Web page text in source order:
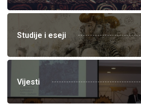
Studije i eseji
Vijesti